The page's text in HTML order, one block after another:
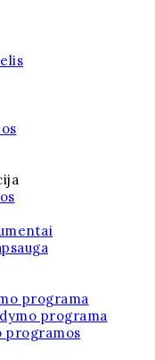
programa
programa
programos